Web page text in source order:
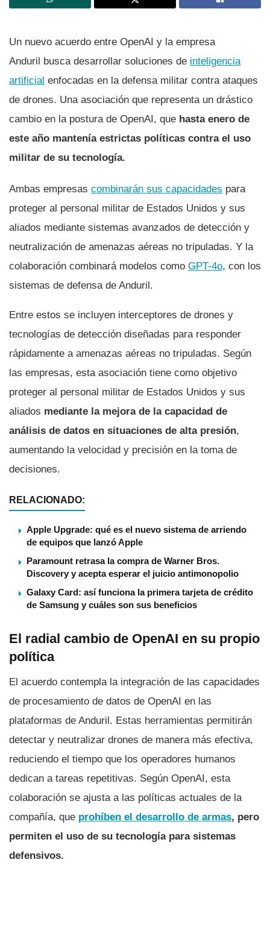
Un nuevo acuerdo entre OpenAI y la empresa
Anduril busca desarrollar soluciones de inteligencia
artificial enfocadas en la defensa militar contra ataques
de drones. Una asociación que representa un drástico
cambio en la postura de OpenAI, que hasta enero de
este año mantenía estrictas políticas contra el uso
militar de su tecnología.
Ambas empresas combinarán sus capacidades para
proteger al personal militar de Estados Unidos y sus
aliados mediante sistemas avanzados de detección y
neutralización de amenazas aéreas no tripuladas. Y la
colaboración combinará modelos como GPT-4o, con los
sistemas de defensa de Anduril.
Entre estos se incluyen interceptores de drones y
tecnologías de detección diseñadas para responder
rápidamente a amenazas aéreas no tripuladas. Según
las empresas, esta asociación tiene como objetivo
proteger al personal militar de Estados Unidos y sus
aliados mediante la mejora de la capacidad de
análisis de datos en situaciones de alta presión,
aumentando la velocidad y precisión en la toma de
decisiones.
RELACIONADO:
Apple Upgrade: qué es el nuevo sistema de arriendo
de equipos que lanzó Apple
Paramount retrasa la compra de Warner Bros.
Discovery y acepta esperar el juicio antimonopolio
Galaxy Card: así funciona la primera tarjeta de crédito
de Samsung y cuáles son sus beneficios
El radial cambio de OpenAI en su propio
política
El acuerdo contempla la integración de las capacidades
de procesamiento de datos de OpenAI en las
plataformas de Anduril. Estas herramientas permitirán
detectar y neutralizar drones de manera más efectiva,
reduciendo el tiempo que los operadores humanos
dedican a tareas repetitivas. Según OpenAI, esta
colaboración se ajusta a las políticas actuales de la
compañía, que prohíben el desarrollo de armas, pero
permiten el uso de su tecnología para sistemas
defensivos.